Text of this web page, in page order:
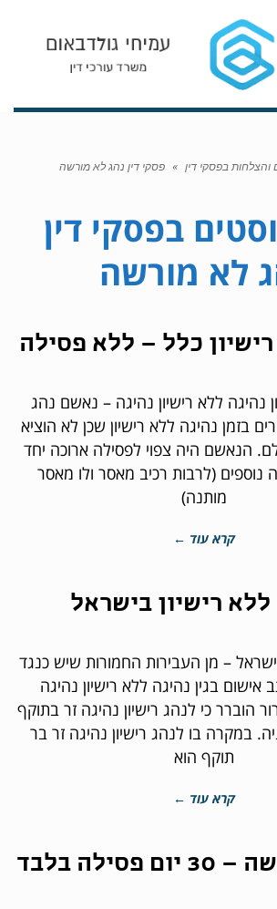
והצלחות בפסקי דין » פסקי דין נהג לא מורשה
בפסקי דין
לא מורשה
כלל – ללא פסילה
נהיגה ללא רישיון נהיגה – נאשם נהג
בזמן נהיגה ללא רישיון שכן לא הוציא
הנאשם היה צפוי לפסילה ארוכה יחד
נוספים (לרבות רכיב מאסר ולו מאסר
מותנה)
קרא עוד ←
ללא רישיון בישראל
– מן העבירות החמורות שיש כנגד
בגין נהיגה ללא רישיון נהיגה
הוברר כי לנהג רישיון נהיגה זר בתוקף
במקרה בו לנהג רישיון נהיגה זר בר
תוקף הוא
קרא עוד ←
בלבד